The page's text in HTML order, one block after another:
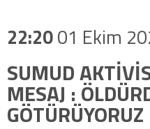
22:2001 Ekim
SUMUD
MESAJ :
GÖTÜRÜYORUZ